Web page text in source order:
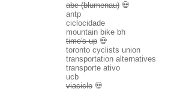
abc (blumenau) 💀
antp
ciclocidade
mountain bike bh
time's up 💀
toronto cyclists union
transportation alternatives
transporte ativo
ucb
viaciclo 💀